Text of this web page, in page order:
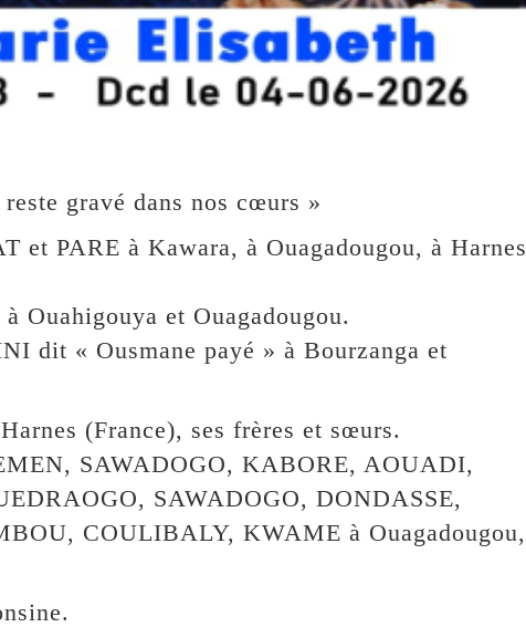
gravé dans nos cœurs »
et PARE à Kawara, à Ouagadougou, à Harnes
Ouahigouya et Ouagadougou.
dit « Ousmane payé » à Bourzanga et
(France), ses frères et sœurs.
SAWADOGO, KABORE, AOUADI,
SAWADOGO, DONDASSE,
COULIBALY, KWAME à Ouagadougou,